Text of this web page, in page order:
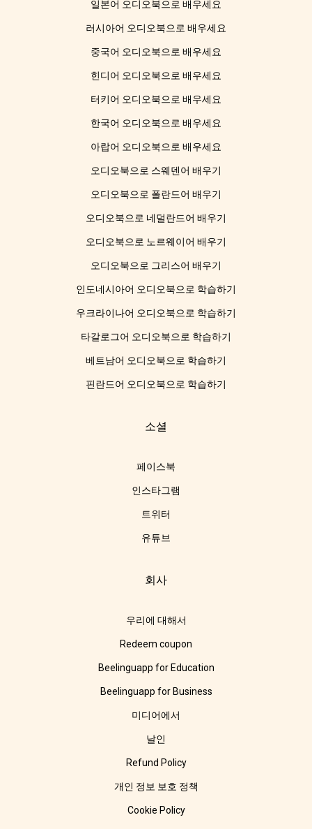
일본어 오디오북으로 배우세요
러시아어 오디오북으로 배우세요
중국어 오디오북으로 배우세요
힌디어 오디오북으로 배우세요
터키어 오디오북으로 배우세요
한국어 오디오북으로 배우세요
아랍어 오디오북으로 배우세요
오디오북으로 스웨덴어 배우기
오디오북으로 폴란드어 배우기
오디오북으로 네덜란드어 배우기
오디오북으로 노르웨이어 배우기
오디오북으로 그리스어 배우기
인도네시아어 오디오북으로 학습하기
우크라이나어 오디오북으로 학습하기
타갈로그어 오디오북으로 학습하기
베트남어 오디오북으로 학습하기
핀란드어 오디오북으로 학습하기
소셜
페이스북
인스타그램
트위터
유튜브
회사
우리에 대해서
Redeem coupon
Beelinguapp for Education
Beelinguapp for Business
미디어에서
날인
Refund Policy
개인 정보 보호 정책
Cookie Policy